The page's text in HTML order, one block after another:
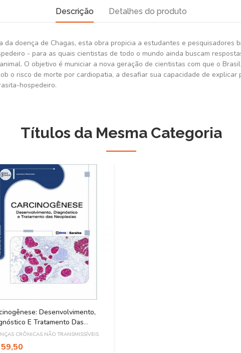
Descrição Detalhes do produto
da doença de Chagas, esta obra propicia a estudantes e pesquisadores
- para as quais cientistas de todo o mundo ainda buscam
O objetivo é municiar a nova geração de cientistas com que o
o risco de morte por cardiopatia, a desafiar sua capacidade de
hospedeiro.
Títulos da Mesma Categoria
Desenvolvimento,
E Tratamento Das
- Série Eixos
CRÔNICAS NÃO TRANSMISSÍVEIS